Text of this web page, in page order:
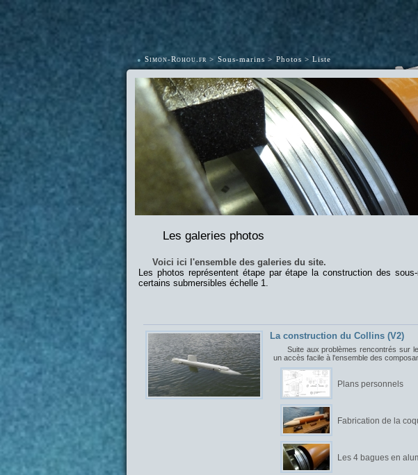
• Simon-Rohou.fr Sous-marins Photos Liste
Les galeries photos
Voici ici l'ensemble des galeries du site.
Les photos représentent étape par étape la construction des
certains submersibles échelle 1.
La construction du Collins (V2)
Suite aux problèmes rencontrés sur
un accès facile à l'ensemble des
Plans personnels
Fabrication de la
Les 4 bagues en